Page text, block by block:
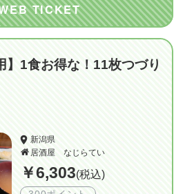
TICKET
】1食お得な！11枚つづり
新潟県
居酒屋 なじらてい
￥6,303(税込)